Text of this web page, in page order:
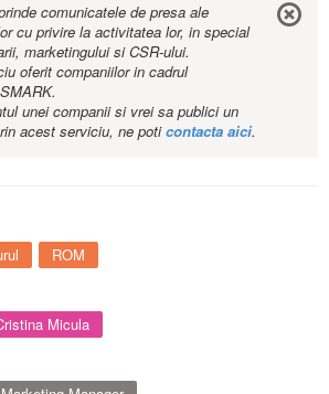
comunicatele de presa ale
cu privire la activitatea lor, in special
marketingului si CSR-ului.
oferit companiilor in cadrul
unei companii si vrei sa publici un
acest serviciu, ne poticontacta aici.
ROM
Micula